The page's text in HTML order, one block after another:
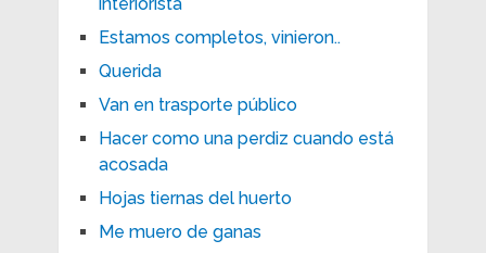
Estamos completos, vinieron..
Querida
Van en trasporte público
Hacer como una perdiz cuando está
acosada
Hojas tiernas del huerto
Me muero de ganas